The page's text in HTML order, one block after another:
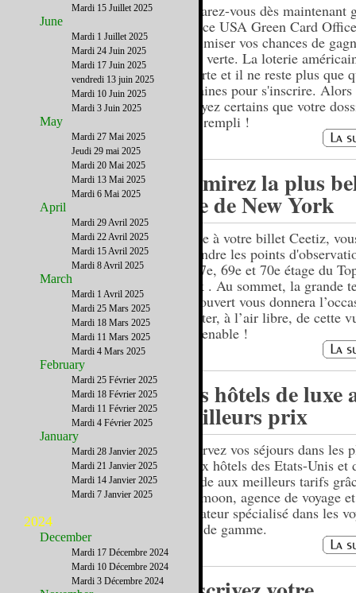
Préparez-vous dès maintenant
service USA Green Card
maximiser vos chances de
carte verte. La loterie
ouverte et il ne reste plus que
semaines pour s'inscrire.
et soyez certains que votre
bien rempli !
Admirez la plus
vue de New York
Grâce à votre billet Ceetiz,
rejoindre les points
au 67e, 69e et 70e étage du
Rock . Au sommet, la grande
ciel ouvert vous donnera
profiter, à l’air libre, de cette
imprenable !
Des hôtels de luxe
meilleurs prix
Réservez vos séjours dans les
beaux hôtels des Etats-Unis et
monde aux meilleurs tarifs
Holimoon, agence de voyage
opérateur spécialisé dans les
haut de gamme.
Mardi 15 Juillet 2025
June
Mardi 1 Juillet 2025
Mardi 24 Juin 2025
Mardi 17 Juin 2025
vendredi 13 juin 2025
Mardi 10 Juin 2025
Mardi 3 Juin 2025
May
Mardi 27 Mai 2025
Jeudi 29 mai 2025
Mardi 20 Mai 2025
Mardi 13 Mai 2025
Mardi 6 Mai 2025
April
Mardi 29 Avril 2025
Mardi 22 Avril 2025
Mardi 15 Avril 2025
Mardi 8 Avril 2025
March
Mardi 1 Avril 2025
Mardi 25 Mars 2025
Mardi 18 Mars 2025
Mardi 11 Mars 2025
Mardi 4 Mars 2025
February
Mardi 25 Février 2025
Mardi 18 Février 2025
Mardi 11 Février 2025
Mardi 4 Février 2025
January
Mardi 28 Janvier 2025
Mardi 21 Janvier 2025
Mardi 14 Janvier 2025
Mardi 7 Janvier 2025
2024
December
Mardi 17 Décembre 2024
Mardi 10 Décembre 2024
Mardi 3 Décembre 2024